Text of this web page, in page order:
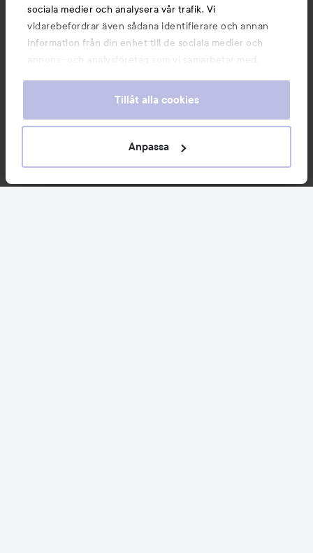
sociala medier och analysera vår trafik. Vi
vidarebefordrar även sådana identifierare och annan
information från din enhet till de sociala medier och
annons- och analysföretag som vi samarbetar med.
information som du har tillhandahållit eller som de har
våra cookies vid fortsatt användande av vår webbplats.
För information om hur du kan ändra inställningarna för
Tillåt alla cookies
Anpassa